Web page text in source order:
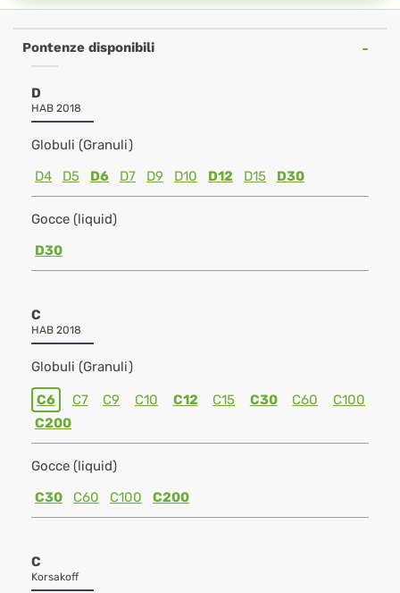
Pontenze disponibili
D
HAB 2018
Globuli (Granuli)
D4
D5 D6 D7 D9 D10 D12 D15 D30
Gocce (liquid)
D30
C
HAB 2018
Globuli (Granuli)
C6 C7 C9 C10 C12 C15 C30 C60
C100
C200
Gocce (liquid)
C30
C60 C100 C200
C
Korsakoff